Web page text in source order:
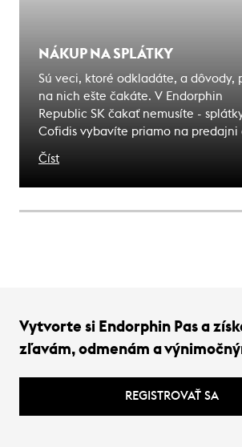
NÁKUP NA SPLÁTKY
Sú veci, ktoré odkladáte, a dôvody,
na nich ešte čakáte. V Endorphin
Republic SK čakať nemusíte -
Cofidis vybavíte priamo na predajni
odídete s tým, čo ste si vybrali.
ktoré čakáte sú bližšie, ako si myslíte.
Číst
Vytvorte si Endorphin Pas a
zľavám, odmenám a
REGISTROVAŤ SA